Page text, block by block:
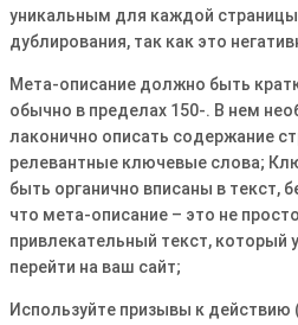
уникальным для каждой страницы
дублирования, так как это
Мета-описание должно быть
обычно в пределах 150-․ В нем
лаконично описать содержание
релевантные ключевые слова;
быть органично вписаны в текст,
что мета-описание – это не
привлекательный текст, который
перейти на ваш сайт;
Используйте призывы к